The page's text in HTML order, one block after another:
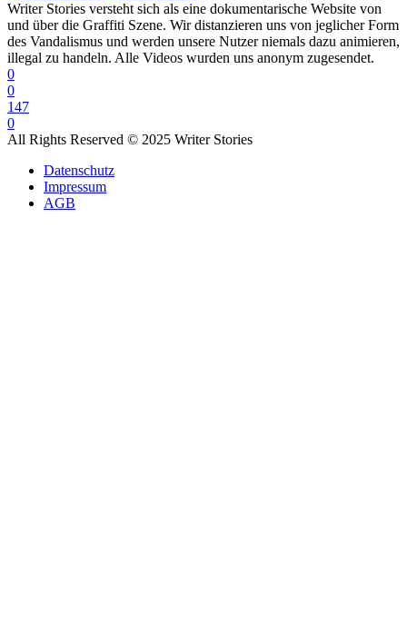
Writer Stories versteht sich als eine dokumentarische Website von
und über die Graffiti Szene. Wir distanzieren uns von jeglicher Form
des Vandalismus und werden unsere Nutzer niemals dazu animieren,
illegal zu handeln. Alle Videos wurden uns anonym zugesendet.
0
0
147
0
All Rights Reserved © 2025 Writer Stories
Datenschutz
Impressum
AGB